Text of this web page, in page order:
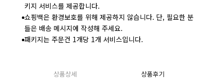
키지 서비스를 제공합니다.
쇼핑백은 환경보호를 위해 제공하지 않습니다. 단, 필요한 분
들은 배송 메시지에 작성해 주세요.
패키지는 주문건 1개당 1개 서비스입니다.
상품상세 상품후기